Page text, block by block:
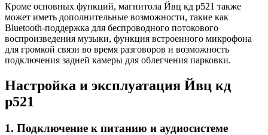
Кроме основных функций, магнитола Йвц кд р521 также
может иметь дополнительные возможности, такие как
Bluetooth-поддержка для беспроводного потокового
воспроизведения музыки, функция встроенного микрофона
для громкой связи во время разговоров и возможность
подключения задней камеры для облегчения парковки.
Настройка и эксплуатация Йвц кд
р521
1. Подключение к питанию и аудиосистеме